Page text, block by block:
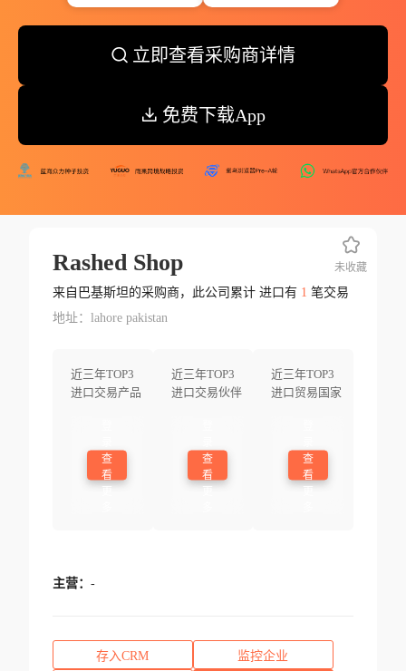
立即查看采购商详情
免费下载App
Rashed Shop
来自巴基斯坦的采购商，此公司累计 进口有 1 笔交易
地址：lahore pakistan
近三年TOP3
进口交易产品
查
看
近三年TOP3
进口交易伙伴
查
看
近三年TOP3
进口贸易国家
查
看
未收藏
主营： -
存入CRM 监控企业